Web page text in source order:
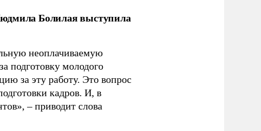
Болилая выступила
неоплачиваемую
подготовку молодого
за эту работу. Это вопрос
кадров. И, в
– приводит слова